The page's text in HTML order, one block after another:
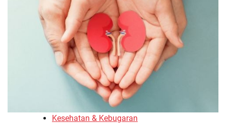
Kesehatan & Kebugaran